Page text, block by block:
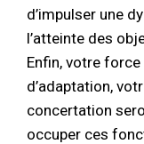
d’impulser une
l’atteinte des
Enfin, votre
d’adaptation,
concertation
occuper ces